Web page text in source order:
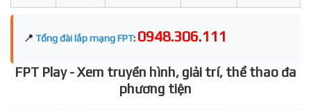
📍 Tổng đài lắp mạng FPT: 0948.306.111
FPT Play - Xem truyền hình, giải trí, thể thao đa
phương tiện